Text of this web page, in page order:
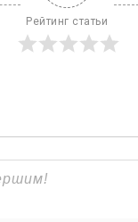
Рейтинг статьи